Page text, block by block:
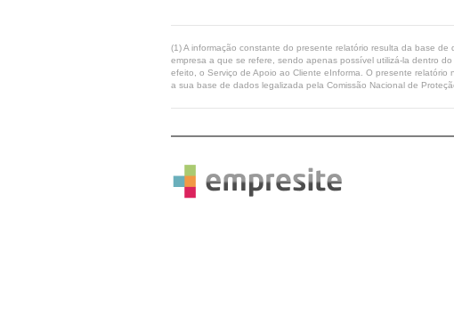
(1) A informação constante do presente relatório resulta da base
empresa a que se refere, sendo apenas possível utilizá-la dentro
efeito, o Serviço de Apoio ao Cliente eInforma. O presente
a sua base de dados legalizada pela Comissão Nacional de